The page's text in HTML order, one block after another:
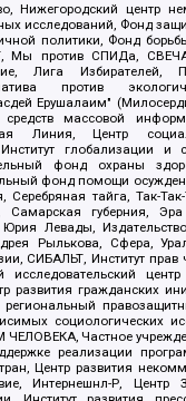
Нижегородский центр
исследований, Фонд
политики, Фонд
Мы против СПИДа, СВЕЧА,
Лига Избирателей,
против
Ерушалаим"
средств массовой
Линия, Центр
глобализации и
фонд охраны
фонд помощи
Серебряная тайга, Так-
Самарская губерния,
Левады,
Рылькова, Сфера,
СИБАЛЬТ, Институт прав
исследовательский
развития гражданских
региональный
социологических
Частное
реализации
Центр развития
Интернешнл-Р,